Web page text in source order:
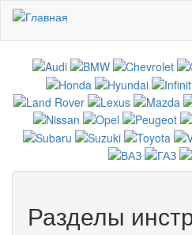
Перейти к основному содержанию
Разделы